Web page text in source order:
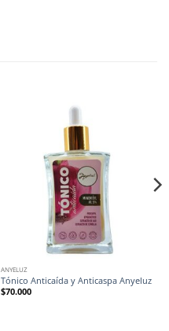
ANYELUZ
Tónico Anticaída y Anticaspa Anyeluz
$70.000